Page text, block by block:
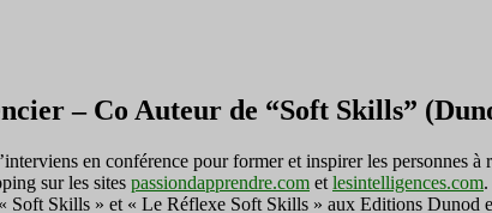
– Co Auteur de “Soft Skills”
en conférence pour former et inspirer les personnes à
sur les sites passiondapprendre.com et lesintelligences.com.
Soft Skills » et « Le Réflexe Soft Skills » aux Editions Dunod